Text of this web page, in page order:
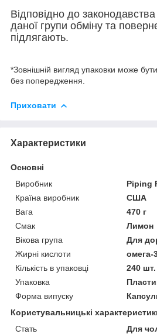
Відповідно до
даної групи обміну та
підлягають.
*Зовнішній вигляд упаковки може
без попередження.
Приховати
Характеристики
Основні
Виробник
Piping
Країна виробник
США
Вага
470 г
Смак
Лимон
Вікова група
Для
Жирні кислоти
омега-
Кількість в упаковці
240 шт.
Упаковка
Форма випуску
Користувальницькі
Стать
Для